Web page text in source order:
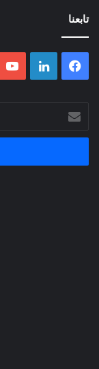
تابعنا
فيسبوك لينكدإن
بريدك
الإلكتروني